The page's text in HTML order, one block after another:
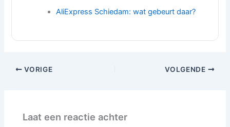
AliExpress Schiedam: wat gebeurt daar?
VORIGE VOLGENDE
Laat een reactie achter